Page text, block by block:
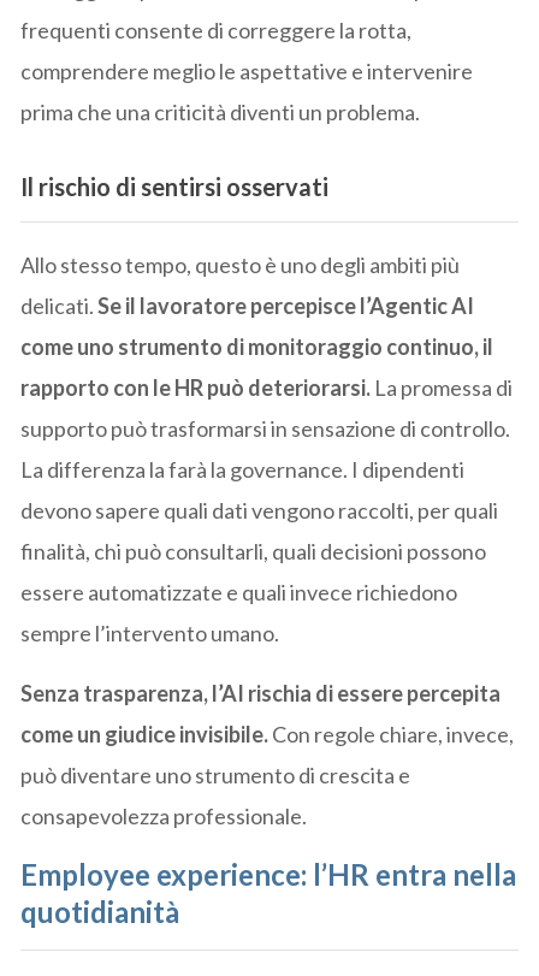
frequenti consente di correggere la rotta,
comprendere meglio le aspettative e intervenire
prima che una criticità diventi un problema.
Il rischio di sentirsi osservati
Allo stesso tempo, questo è uno degli ambiti più
delicati.Se il lavoratore percepisce l’Agentic AI
come uno strumento di monitoraggio continuo, il
rapporto con le HR può deteriorarsi. La promessa di
supporto può trasformarsi in sensazione di controllo.
La differenza la farà la governance. I dipendenti
devono sapere quali dati vengono raccolti, per quali
finalità, chi può consultarli, quali decisioni possono
essere automatizzate e quali invece richiedono
sempre l’intervento umano.
Senza trasparenza, l’AI rischia di essere percepita
come un giudice invisibile.Con regole chiare, invece,
può diventare uno strumento di crescita e
consapevolezza professionale.
Employee experience: l’HR entra nella
quotidianità